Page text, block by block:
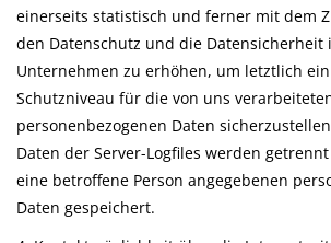
einerseits statistisch und ferner mit dem
den Datenschutz und die Datensicherheit
Unternehmen zu erhöhen, um letztlich
Schutzniveau für die von uns
personenbezogenen Daten
Daten der Server-Logfiles werden
eine betroffene Person angegebenen
Daten gespeichert.